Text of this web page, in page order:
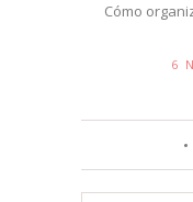
Cómo
6